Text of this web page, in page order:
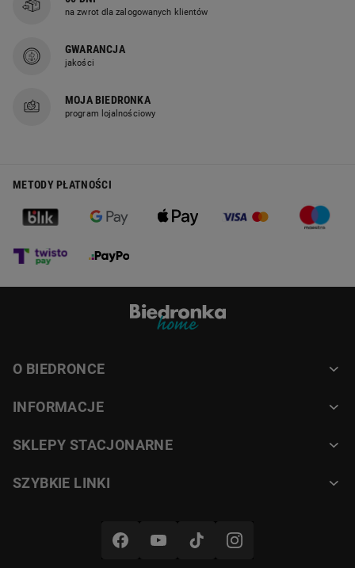
na zwrot dla zalogowanych klientów
GWARANCJA
jakości
MOJA BIEDRONKA
program lojalnościowy
METODY PŁATNOŚCI
O BIEDRONCE
INFORMACJE
SKLEPY STACJONARNE
SZYBKIE LINKI